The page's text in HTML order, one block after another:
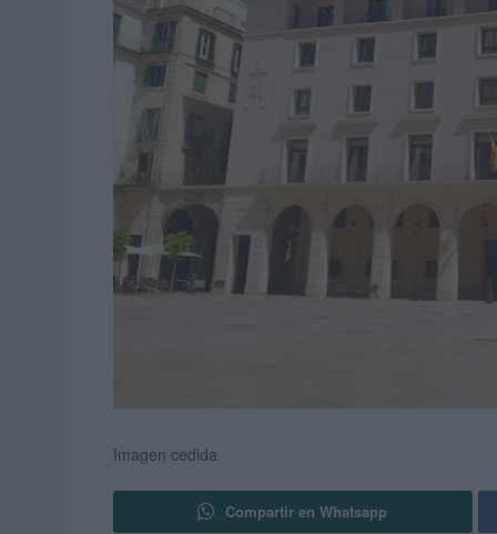
Imagen cedida
Compartir en Whatsapp